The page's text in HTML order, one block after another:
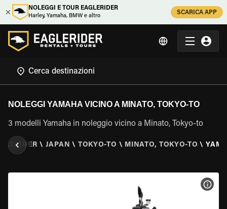
NOLEGGI E TOUR EAGLERIDER
Harley, Yamaha, BMW e altro
SCARICA APP
NOLEGGI YAMAHA VICINO A MINATO, TOKYO-TO
3 modelli Yamaha in noleggio vicino a Minato, Tokyo-to
\ JAPAN \ TOKYO-TO \ MINATO, TOKYO-TO \